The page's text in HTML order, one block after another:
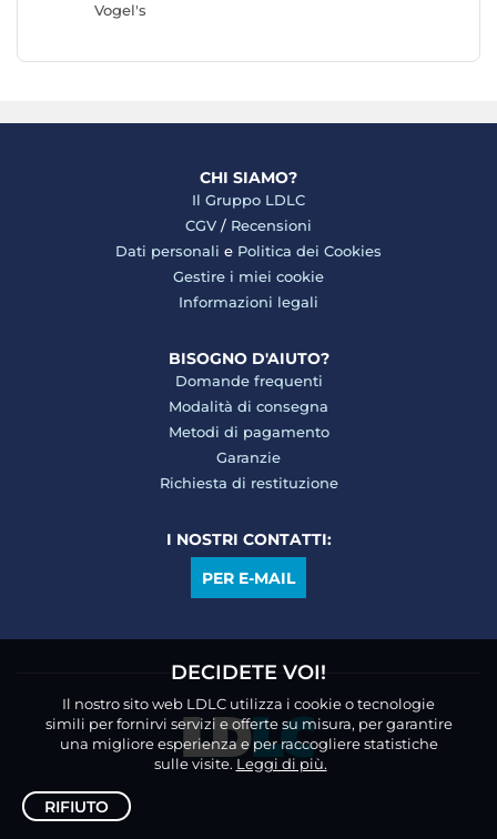
Vogel's
CHI SIAMO?
Il Gruppo LDLC
CGV / Recensioni
Dati personali e Politica dei Cookies
Gestire i miei cookie
Informazioni legali
BISOGNO D'AIUTO?
Domande frequenti
Modalità di consegna
Metodi di pagamento
Garanzie
Richiesta di restituzione
I NOSTRI CONTATTI:
PER E-MAIL
DECIDETE VOI!
Il nostro sito web LDLC utilizza i cookie o tecnologie
simili per fornirvi servizi e offerte su misura, per garantire
una migliore esperienza e per raccogliere statistiche
sulle visite. Leggi di più.
RIFIUTO